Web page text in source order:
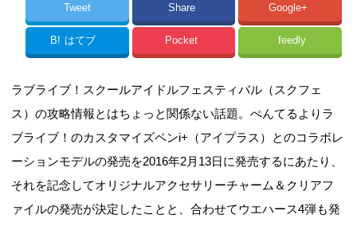
Tweet Share Google+
B! はてブ Pocket feedly
ラブライブ！スクールアイドルフェスティバル（スクフェ
ス）の攻略情報とはちょっと関係ない話題。ぺんてるよりラ
ブライブ！のカスタマイズペンi+（アイプラス）とのコラボレ
ーションモデルの発売を2016年2月13日に発売するにあたり、
それを記念してオリジナルアクセサリーチャーム＆クリアフ
ァイルの発売が決定したことと、合わせてウエハース4弾も発